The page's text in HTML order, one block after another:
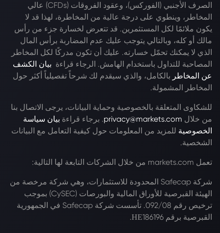
الصرف الأجنبي (الفوركس)، وعقود الفروقات (CFDs) عالي
المخاطر، وينطوي على درجة عالية من المخاطرة، لهذا قد لا
يكون ملائمًا لكل المستثمرين. قد تتعرض لخسارة جزء من رأس
مالك أو كله، وبالتالي يتوجب عليك عدم المضاربة برأس المال
الذي لا يمكنك تحمّل خسارته. عليك أن تكون مدركًا لكل المخاطر
المصاحبة للتداول باستخدام الهامش. الرجاء قراءة بيان الكشف
عن المخاطر بالكامل، والذي سيقدم لك شرحاً تفصيلياً أكثر حول
المخاطر المشمولة.
للشكاوى المتعلقة بالخصوصية وحماية البيانات، يرجى الاتصال بنا
من خلال privacy@markets.com. برجاء قراءة بيان سياسة
الخصوصية للمزيد من المعلومات حول كيفية التعامل مع البيانات
الشخصية.
تعمل markets.com من خلال الشركات التابعة لها التالية:
شركة Safecap المحدودة للاستثمارات، وهي شركة مرخصة من
الهيئة القبرصية للأوراق المالية والبورصات (CySEC) بموجب
ترخيص رقم 092/08. تأسست شركة Safecap في الجمهورية
القبرصية برقم ΗΕ186196.